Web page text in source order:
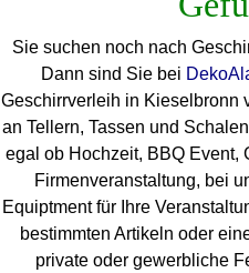
Sie suchen noch nach
Dann sind Sie bei
Geschirrverleih in Kieselbronn
an Tellern, Tassen und
egal ob Hochzeit, BBQ Event,
Firmenveranstaltung, bei
Equiptment für Ihre
bestimmten Artikeln oder
private oder gewerbliche